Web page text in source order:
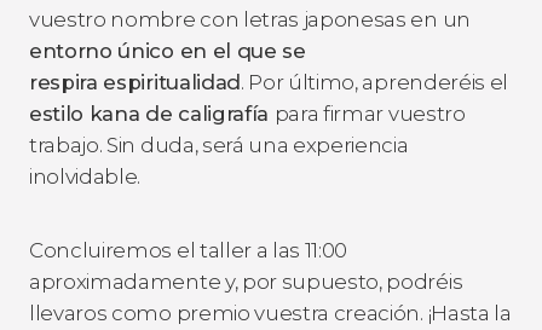
vuestro nombre con letras japonesas en un
entorno único en el que se
respira espiritualidad. Por último, aprenderéis el
estilo kana de caligrafía para firmar vuestro
trabajo. Sin duda, será una experiencia
inolvidable.
Concluiremos el taller a las 11:00
aproximadamente y, por supuesto, podréis
llevaros como premio vuestra creación. ¡Hasta la